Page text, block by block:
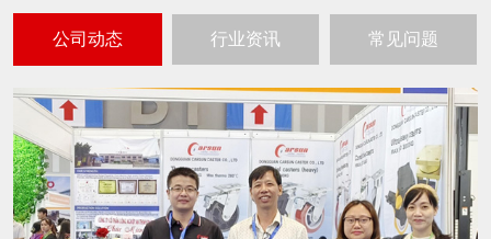
公司动态 行业资讯 常见问题